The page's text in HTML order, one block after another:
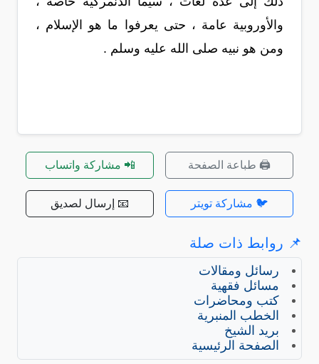
والأوروبية عامة ، حتى يعرفوا ما هو الإسلام ،
ومن هو نبيه صلى الله عليه وسلم .
🖨️ طباعة الصفحة 📲 مشاركة واتساب
🐦 مشاركة تويتر 📧 إرسال لصديق
📌 روابط ذات صلة
رسائل ومقالات
مسائل فقهية
كتب ومحاضرات
الخطب المنبرية
بريد الشيخ
الصفحة الرئيسية